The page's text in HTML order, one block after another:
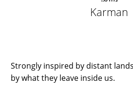
TOBIAS GRAU
Karman
Strongly inspired by distant
by what they leave inside us.